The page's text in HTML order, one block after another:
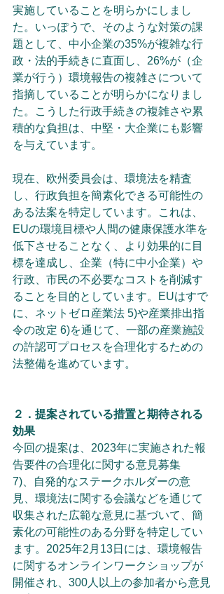
実施していることを明らかにしまし
た。いっぽうで、そのような対策の課
題として、中小企業の35%が複雑な行
政・法的手続きに直面し、26%が（企
業が行う）環境報告の複雑さについて
指摘していることが明らかになりまし
た。こうした行政手続きの複雑さや累
積的な負担は、中堅・大企業にも影響
を与えています。
現在、欧州委員会は、環境法を精査
し、行政負担を簡素化できる可能性の
ある法案を特定しています。これは、
EUの環境目標や人間の健康保護水準を
低下させることなく、より効果的に目
標を達成し、企業（特に中小企業）や
行政、市民の不必要なコストを削減す
ることを目的としています。EUはすで
に、ネットゼロ産業法 5)や産業排出指
令の改定 6)を通じて、一部の産業施設
の許認可プロセスを合理化するための
法整備を進めています。
２．提案されている措置と期待される
効果
今回の提案は、2023年に実施された報
告要件の合理化に関する意見募集
7)、自発的なステークホルダーの意
見、環境法に関する会議などを通じて
収集された広範な意見に基づいて、簡
素化の可能性のある分野を特定してい
ます。2025年2月13日には、環境報告
に関するオンラインワークショップが
開催され、300人以上の参加者から意見